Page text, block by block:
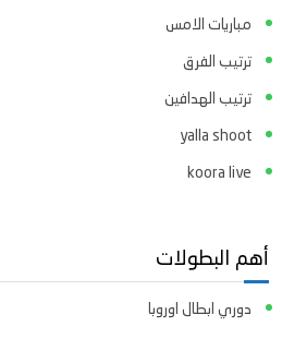
مباريات الامس
ترتيب الفرق
ترتيب الهدافين
yalla shoot
koora live
أهم البطولات
دوري ابطال اوروبا